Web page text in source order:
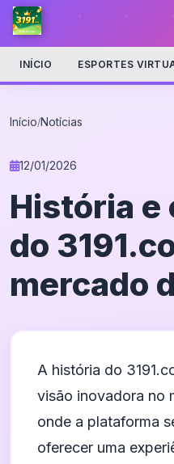
INÍCIO ESPORTES
Início/Notícias
12/01/2026
História e
do
mercado
A história do
visão inovadora no
onde a plataforma
oferecer uma